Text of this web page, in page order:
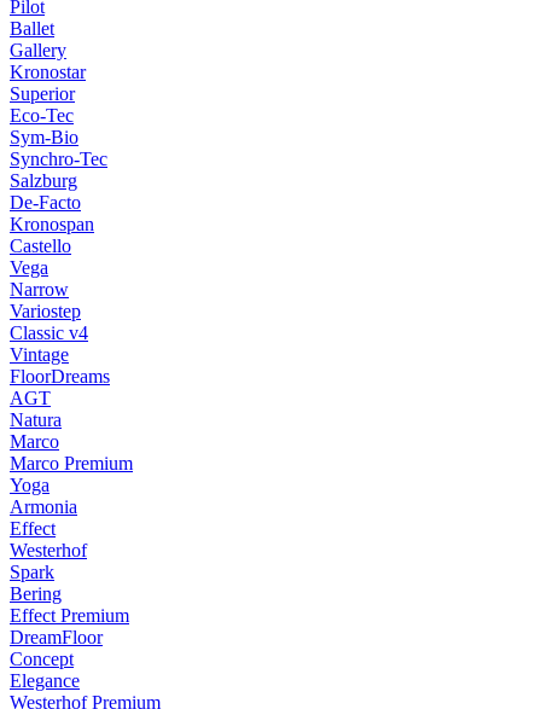
Pilot
Ballet
Gallery
Kronostar
Superior
Eco-Tec
Sym-Bio
Synchro-Tec
Salzburg
De-Facto
Kronospan
Castello
Vega
Narrow
Variostep
Classic v4
Vintage
FloorDreams
AGT
Natura
Marco
Marco Premium
Yoga
Armonia
Effect
Westerhof
Spark
Bering
Effect Premium
DreamFloor
Concept
Elegance
Westerhof Premium